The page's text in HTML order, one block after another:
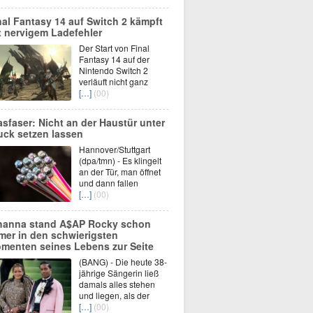
Fantasy 14 auf Switch 2 kämpft
nervigem Ladefehler
Der Start von Final
Fantasy 14 auf der
Nintendo Switch 2
verläuft nicht ganz
[…] (00)
Nicht an der Haustür unter
setzen lassen
Hannover/Stuttgart
(dpa/tmn) - Es klingelt
an der Tür, man öffnet
und dann fallen
[…] (00)
stand A$AP Rocky schon
in den schwierigsten
seines Lebens zur Seite
(BANG) - Die heute 38-
jährige Sängerin ließ
damals alles stehen
und liegen, als der
[…] (00)